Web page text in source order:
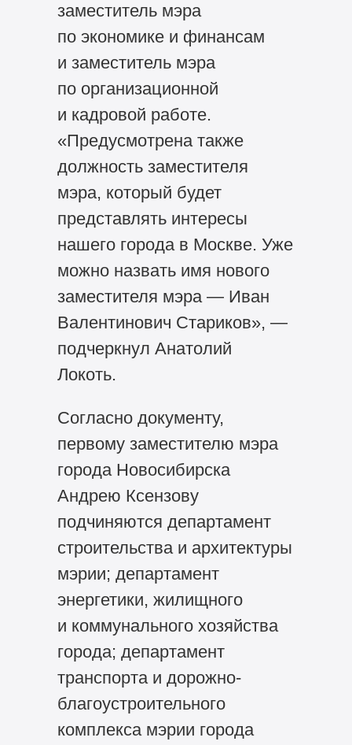
заместитель мэра
по экономике и финансам
и заместитель мэра
по организационной
и кадровой работе.
«Предусмотрена также
должность заместителя
мэра, который будет
представлять интересы
нашего города в Москве. Уже
можно назвать имя нового
заместителя мэра — Иван
Валентинович Стариков», —
подчеркнул Анатолий
Локоть.
Согласно документу,
первому заместителю мэра
города Новосибирска
Андрею Ксензову
подчиняются департамент
строительства и архитектуры
мэрии; департамент
энергетики, жилищного
и коммунального хозяйства
города; департамент
транспорта и дорожно-
благоустроительного
комплекса мэрии города